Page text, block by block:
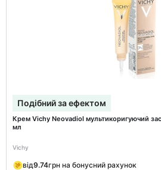
Подібний за ефектом
Крем Vichy Neovadiol мультикоригуючий
мл
Vichy
від9.74грн на бонусний рахунок